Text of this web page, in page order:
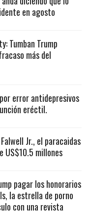
en agosto
Tumban Trump
más del
error antidepresivos
eréctil.
Jr., el paracaidas
US$10.5 millones
pagar los honorarios
la estrella de porno
con una revista